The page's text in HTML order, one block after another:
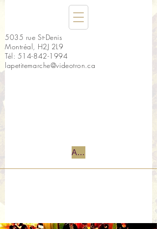
5035 rue St-Denis
Montréal, H2J 2L9
Tél: 514-842-1994
lapetitemarche@videotron.ca
Accueil